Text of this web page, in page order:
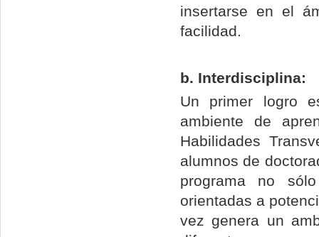
insertarse en el
facilidad.
b. Interdisciplina:
Un primer logro
ambiente de
Habilidades
alumnos de
programa no
orientadas a
vez genera un